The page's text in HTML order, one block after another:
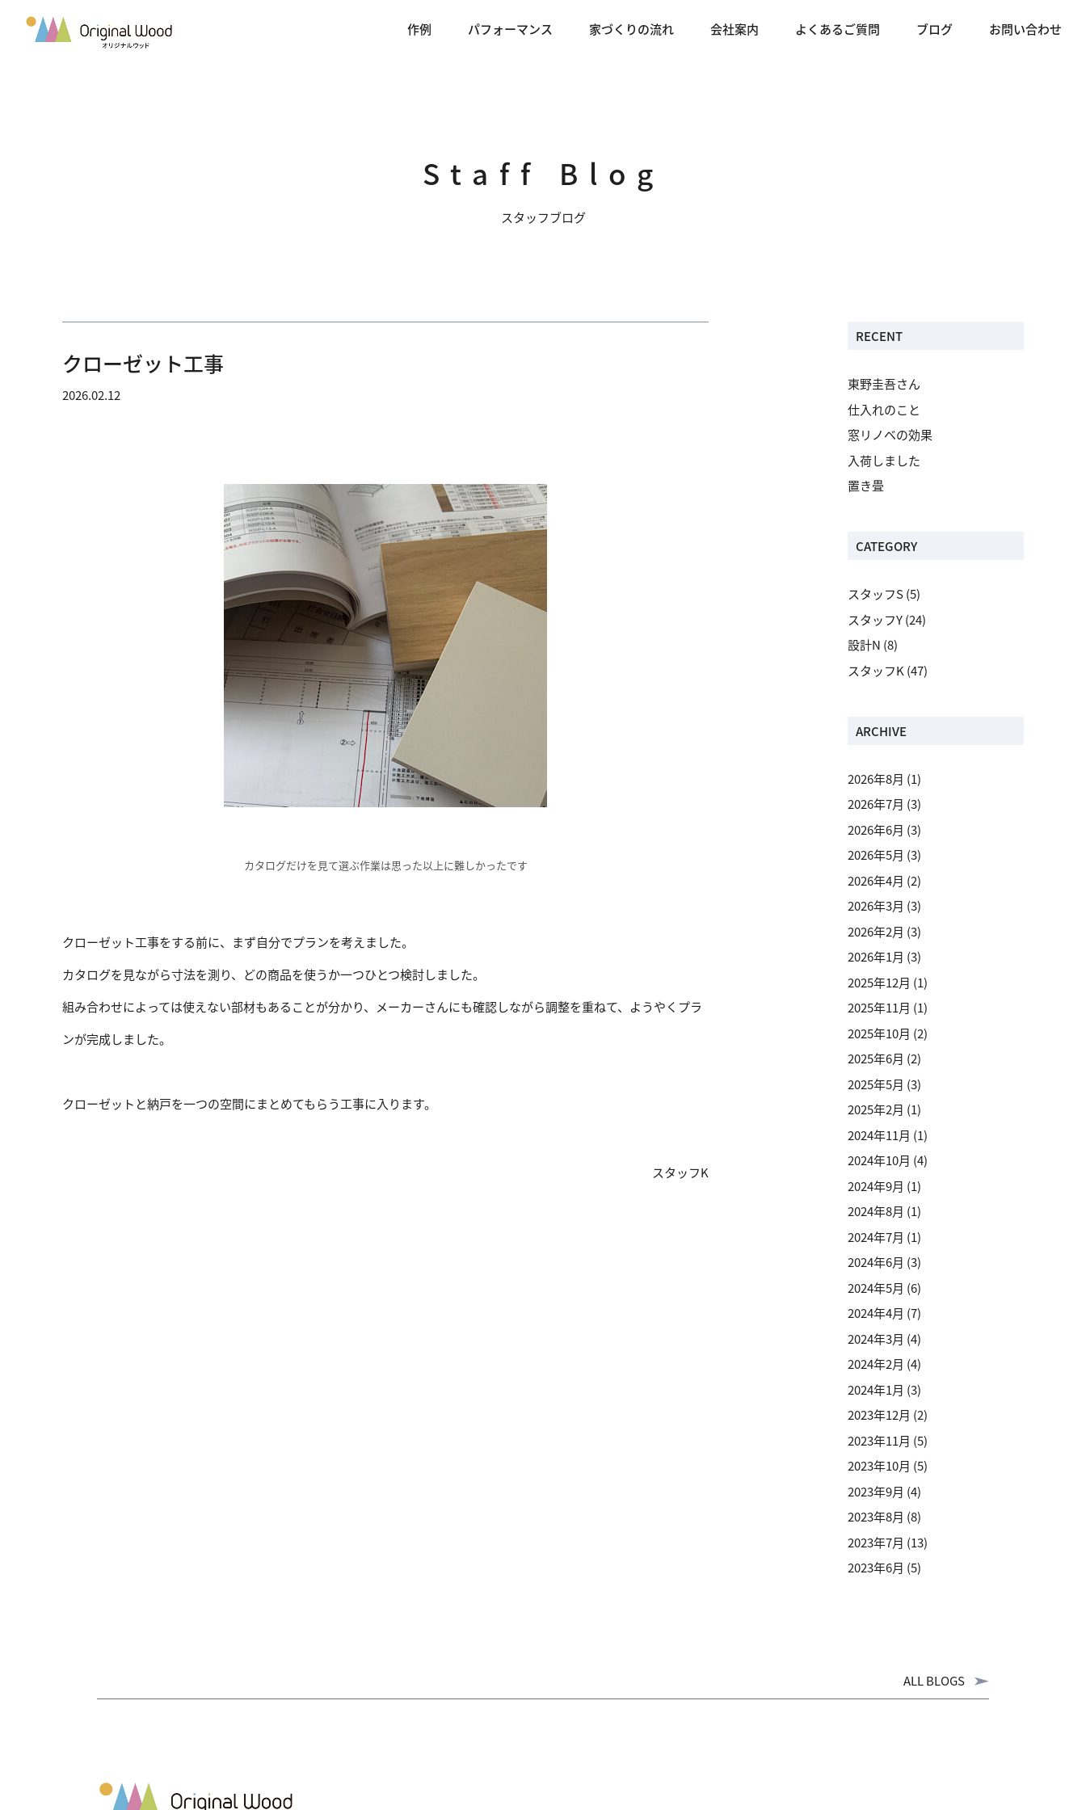
作例 パフォーマンス 家づくりの流れ 会社案内 よくあるご質問 ブログ お問い合わせ
Staff Blog
スタッフブログ
クローゼット工事
2026.02.12
カタログだけを見て選ぶ作業は思った以上に難しかったです
クローゼット工事をする前に、まず自分でプランを考えました。
カタログを見ながら寸法を測り、どの商品を使うか一つひとつ検討しました。
組み合わせによっては使えない部材もあることが分かり、メーカーさんにも確認しながら調整を重ねて、ようやくプラ
ンが完成しました。
クローゼットと納戸を一つの空間にまとめてもらう工事に入ります。
スタッフK
RECENT
東野圭吾さん
仕入れのこと
窓リノベの効果
入荷しました
置き畳
CATEGORY
スタッフS(5)
スタッフY(24)
設計N (8)
スタッフK (47)
ARCHIVE
2026年8月 (1)
2026年7月 (3)
2026年6月 (3)
2026年5月 (3)
2026年4月 (2)
2026年3月 (3)
2026年2月 (3)
2026年1月 (3)
2025年12月 (1)
2025年11月 (1)
2025年10月 (2)
2025年6月 (2)
2025年5月 (3)
2025年2月 (1)
2024年11月 (1)
2024年10月 (4)
2024年9月 (1)
2024年8月 (1)
2024年7月 (1)
2024年6月 (3)
2024年5月 (6)
2024年4月 (7)
2024年3月 (4)
2024年2月 (4)
2024年1月 (3)
2023年12月 (2)
2023年11月 (5)
2023年10月 (5)
2023年9月 (4)
2023年8月 (8)
2023年7月 (13)
2023年6月 (5)
ALL BLOGS